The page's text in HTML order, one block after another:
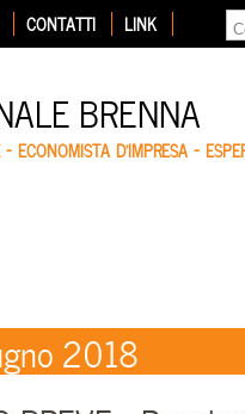
CONTATTI LINK
BRENNA
ECONOMISTA D'IMPRESA –
2018